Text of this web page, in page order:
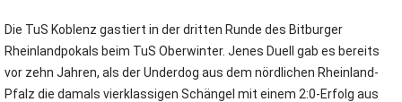
Die TuS Koblenz gastiert in der dritten Runde des Bitburger
Rheinlandpokals beim TuS Oberwinter. Jenes Duell gab es bereits
vor zehn Jahren, als der Underdog aus dem nördlichen Rheinland-
Pfalz die damals vierklassigen Schängel mit einem 2:0-Erfolg aus